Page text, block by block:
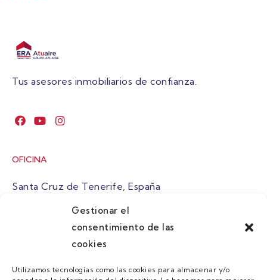
Gestionar el
consentimiento de las
cookies
Utilizamos tecnologías como las cookies para almacenar y/o
Tus asesores inmobiliarios de confianza.
OFICINA
Santa Cruz de Tenerife, España
atuaire@grupoatuaire.com
+34 638765829